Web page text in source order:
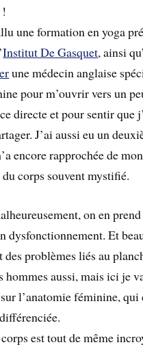
!
une formation en yoga
Institut De Gasquet, ainsi
une médecin anglaise
pour m’ouvrir vers un
directe et pour sentir que
J’ai aussi eu un
encore rapprochée de
corps souvent mystifié.
on en
dysfonctionnement. Et
des problèmes liés au
hommes aussi, mais ici je
l’anatomie féminine, qui
est tout de même